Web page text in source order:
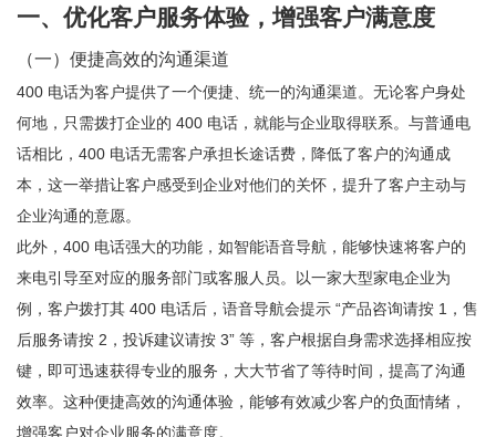
一、优化客户服务体验，增强客户满意度
（一）便捷高效的沟通渠道
400 电话为客户提供了一个便捷、统一的沟通渠道。无论客户身处
何地，只需拨打企业的 400 电话，就能与企业取得联系。与普通电
话相比，400 电话无需客户承担长途话费，降低了客户的沟通成
本，这一举措让客户感受到企业对他们的关怀，提升了客户主动与
企业沟通的意愿。
此外，400 电话强大的功能，如智能语音导航，能够快速将客户的
来电引导至对应的服务部门或客服人员。以一家大型家电企业为
例，客户拨打其 400 电话后，语音导航会提示 “产品咨询请按 1，售
后服务请按 2，投诉建议请按 3” 等，客户根据自身需求选择相应按
键，即可迅速获得专业的服务，大大节省了等待时间，提高了沟通
效率。这种便捷高效的沟通体验，能够有效减少客户的负面情绪，
增强客户对企业服务的满意度。